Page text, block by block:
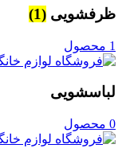
ظرفشویی (1)
1 محصول
لباسشویی
0 محصول